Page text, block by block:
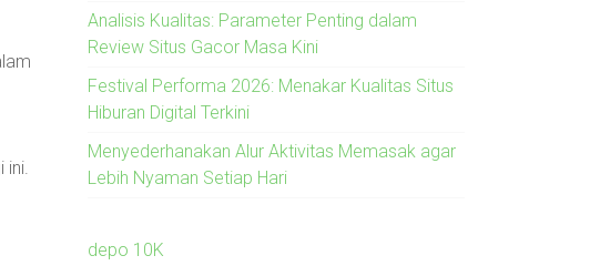
ini.
Analisis Kualitas: Parameter Penting dalam
Review Situs Gacor Masa Kini
Festival Performa 2026: Menakar Kualitas Situs
Hiburan Digital Terkini
Menyederhanakan Alur Aktivitas Memasak agar
Lebih Nyaman Setiap Hari
depo 10K